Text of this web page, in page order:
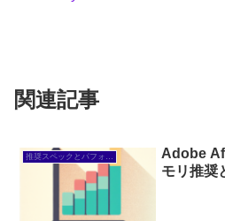
関連記事
Adobe
モリ推奨